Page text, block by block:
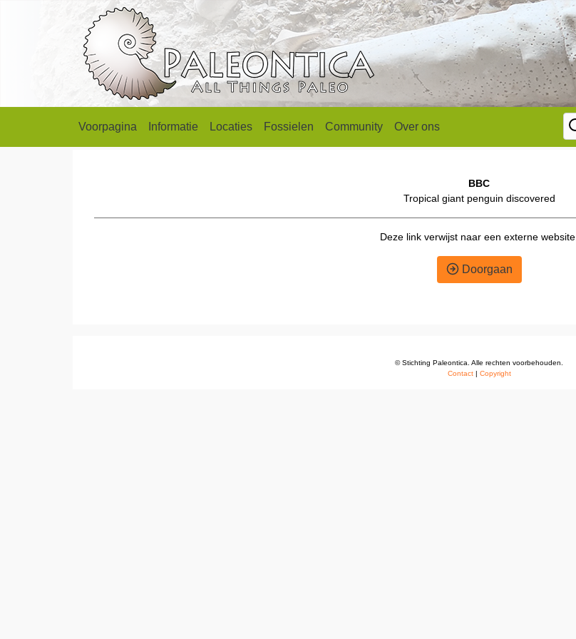
Voorpagina Informatie Locaties Fossielen Community Over ons
BBC
Tropical giant penguin discovered
Deze link verwijst naar een externe website.
Doorgaan
© Stichting Paleontica. Alle rechten voorbehouden.
Contact| Copyright